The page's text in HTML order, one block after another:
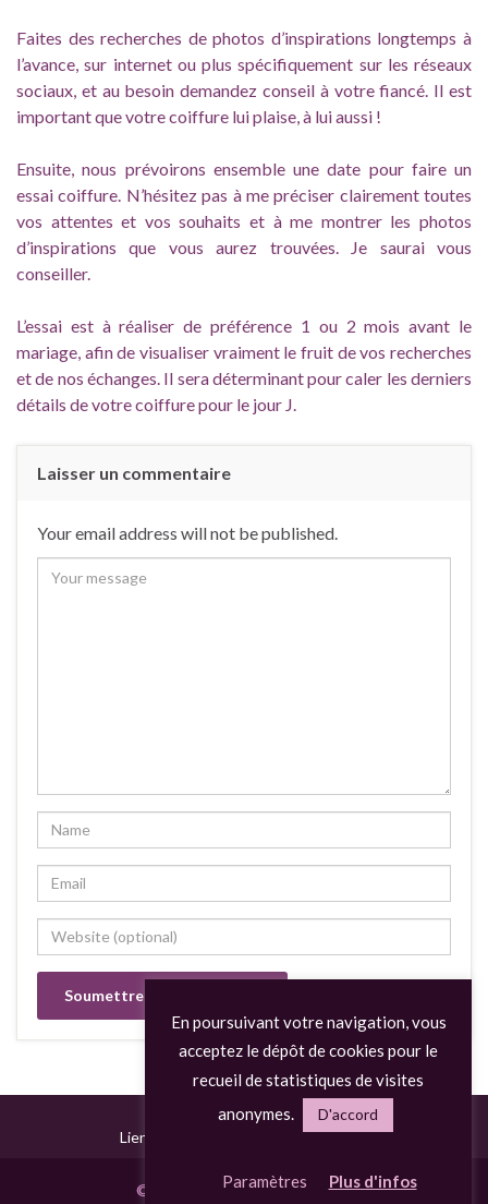
Faites des recherches de photos d’inspirations longtemps à
l’avance, sur internet ou plus spécifiquement sur les réseaux
sociaux, et au besoin demandez conseil à votre fiancé. Il est
important que votre coiffure lui plaise, à lui aussi !
Ensuite, nous prévoirons ensemble une date pour faire un
essai coiffure. N’hésitez pas à me préciser clairement toutes
vos attentes et vos souhaits et à me montrer les photos
d’inspirations que vous aurez trouvées. Je saurai vous
conseiller.
L’essai est à réaliser de préférence 1 ou 2 mois avant le
mariage, afin de visualiser vraiment le fruit de vos recherches
et de nos échanges. Il sera déterminant pour caler les derniers
détails de votre coiffure pour le jour J.
Laisser un commentaire
Your email address will not be published.
Liens Vie privée
© BMC at Home &Digicalys
En poursuivant votre navigation, vous
acceptez le dépôt de cookies pour le
recueil de statistiques de visites
anonymes.
D'accord
Paramètres Plus d'infos